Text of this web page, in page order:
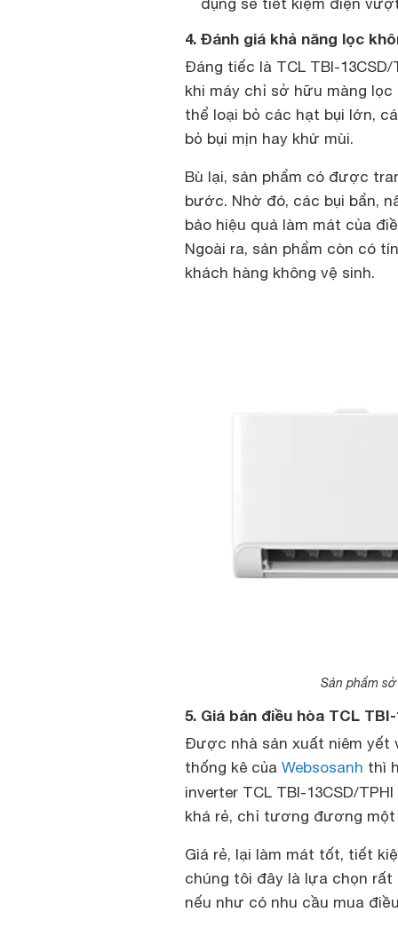
4. Đánh giá khả năng lọc
Đáng tiếc là TCL TBI-
khi máy chỉ sở hữu màng
thể loại bỏ các hạt bụi lớn,
bỏ bụi mịn hay khử mùi.
Bù lại, sản phẩm có được
bước. Nhờ đó, các bụi bẩn,
bảo hiệu quả làm mát của
Ngoài ra, sản phẩm còn có
khách hàng không vệ sinh.
Sản phẩm
5. Giá bán điều hòa TCL
Được nhà sản xuất niêm yết
thống kê của Websosanh thì
inverter TCL TBI-13CSD/
khá rẻ, chỉ tương đương một
Giá rẻ, lại làm mát tốt, tiết
chúng tôi đây là lựa chọn rất
nếu như có nhu cầu mua